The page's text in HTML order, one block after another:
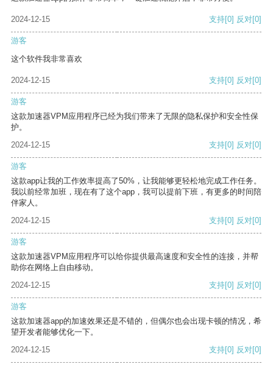
2024-12-15 支持[0] 反对[0]
游客
这个软件我非常喜欢
2024-12-15 支持[0] 反对[0]
游客
这款加速器VPM应用程序已经为我们带来了无限的隐私保护和安全性保
护。
2024-12-15
支持[0] 反对[0]
游客
这款app让我的工作效率提高了50%，让我能够更轻松地完成工作任务。
我以前经常加班，现在有了这个app，我可以提前下班，有更多的时间陪
伴家人。
2024-12-15
支持[0] 反对[0]
游客
这款加速器VPM应用程序可以给你提供最高速度和安全性的连接，并帮
助你在网络上自由移动。
2024-12-15
支持[0] 反对[0]
游客
这款加速器app的加速效果还是不错的，但偶尔也会出现卡顿的情况，希
望开发者能够优化一下。
2024-12-15
支持[0] 反对[0]